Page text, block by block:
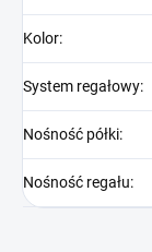
Kolor:
System regałowy:
Nośność półki:
Nośność regału: